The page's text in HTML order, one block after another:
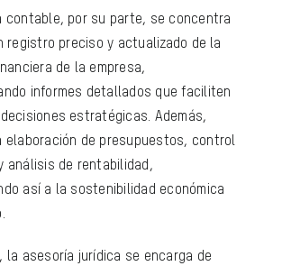
contable, por su parte, se concentra
registro preciso y actualizado de la
de la empresa,
informes detallados que faciliten
estratégicas. Además,
elaboración de presupuestos, control
análisis de rentabilidad,
así a la sostenibilidad económica
la asesoría jurídica se encarga de